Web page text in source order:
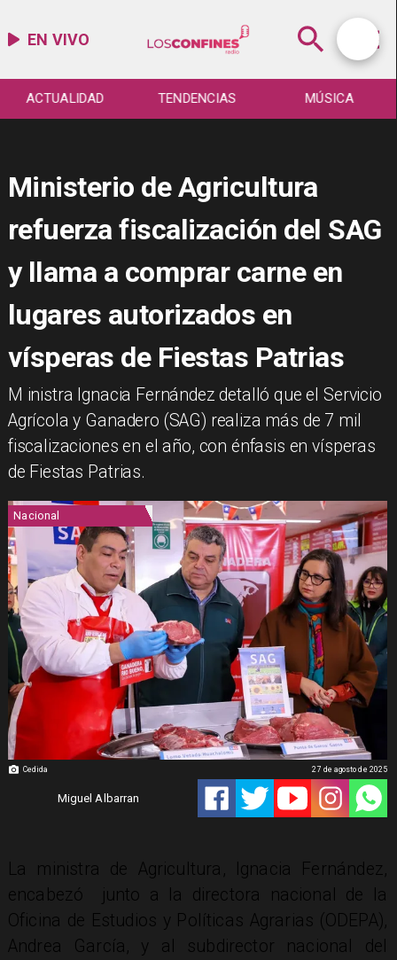
EN VIVO
ACTUALIDAD TENDENCIAS MÚSICA
Ministerio de Agricultura
refuerza fiscalización del SAG
y llama a comprar carne en
lugares autorizados en
vísperas de Fiestas Patrias
M inistra Ignacia Fernández detalló que el Servicio
Agrícola y Ganadero (SAG) realiza más de 7 mil
fiscalizaciones en el año, con énfasis en vísperas
de Fiestas Patrias.
Cedida
Nacional
Miguel Albarran
27 de agosto de 2025
La ministra de Agricultura, Ignacia Fernández,
encabezó junto a la directora nacional de la
Oficina de Estudios y Políticas Agrarias (ODEPA),
Andrea García, y al subdirector nacional del